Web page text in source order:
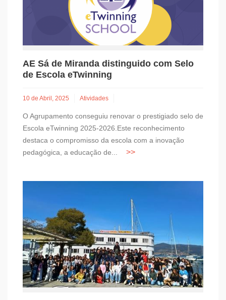
AE Sá de Miranda distinguido com Selo
de Escola eTwinning
10 de Abril, 2025 Atividades
O Agrupamento conseguiu renovar o prestigiado selo de
Escola eTwinning 2025-2026.Este reconhecimento
destaca o compromisso da escola com a inovação
pedagógica, a educação de...